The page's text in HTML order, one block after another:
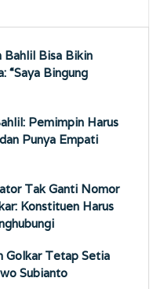
Bahlil Bisa Bikin
“Saya Bingung
Pemimpin Harus
Punya Empati
Tak Ganti Nomor
Konstituen Harus
Golkar Tetap Setia
Subianto